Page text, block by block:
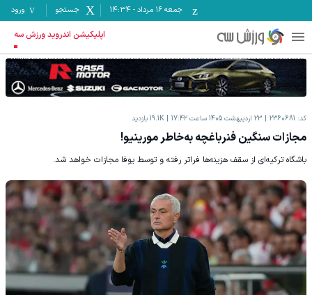
جمعه ۱۶ مرداد -
14:34 جستجو ورود
اپلیکیشن اندروید ورزش سه
کد: 2360681 23 اردیبهشت 1405 ساعت 17:42 19.1K بازدید
مجازات سنگین فنرباغچه به‌خاطر مورینیو!
باشگاه ترکیه‌ای از سقف هزینه‌ها فراتر رفته و توسط یوفا مجازات خواهد شد.